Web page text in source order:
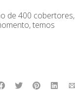
de 400 cobertores,
temos